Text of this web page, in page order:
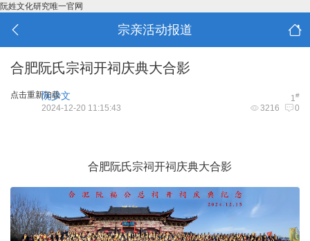
阮姓文化研究唯一官网
宗亲活动报道
合肥阮氏宗祠开祠庆典大合影
点击重新加载 1#
阮少文
3216 0
2024-12-20 11:15:43
合肥阮氏宗祠开祠庆典大合影